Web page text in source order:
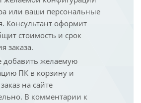
или ваши персональные
Консультант оформит
стоимость и срок
заказа.
добавить желаемую
ПК в корзину и
на сайте
В комментарии к